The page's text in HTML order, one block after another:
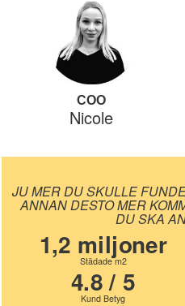
COO
Nicole
JU MER DU SKULLE
ANNAN DESTO MER
DU SKA
1,2 miljoner
Städade m2
4.8 / 5
Kund Betyg